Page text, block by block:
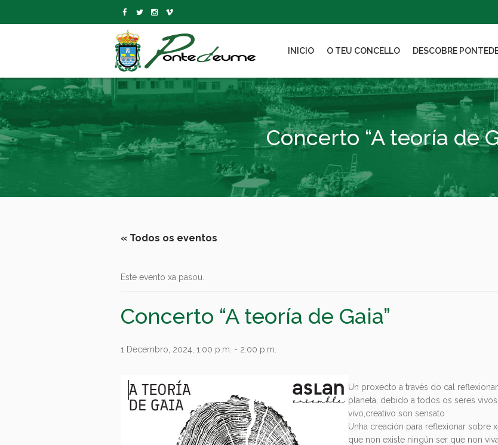
INICIO O TEU CONCELLO DESCOBRE
Concerto “A teoría de
« Todos os eventos
Este evento xa pasou.
Concerto “A teoría de Gaia”
1 Decembro, 2024, 1:00 p.m. - 2:00 p.m.
Un proxecto a través do cal
planeta, debido a todos os seres
vivo,creativo son sensato
Unha creación para reflexionar sobre
que non existe ningún ser que non